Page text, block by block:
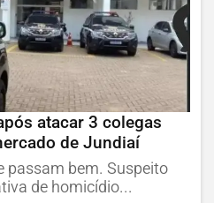
atacar 3 colegas
de Jundiaí
passam bem. Suspeito
de homicídio...